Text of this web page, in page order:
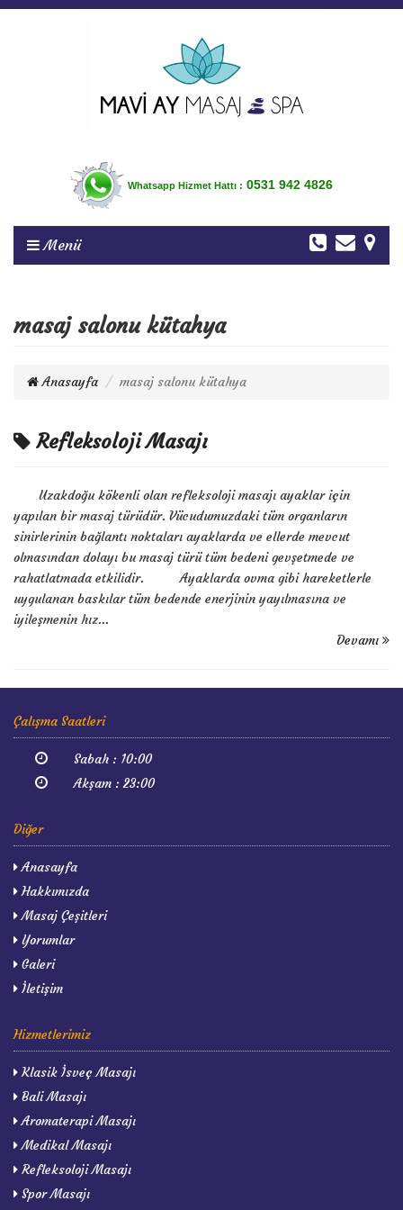
Whatsapp Hizmet Hattı : 0531 942 4826
Menü
masaj salonu kütahya
Anasayfa masaj salonu kütahya
Refleksoloji Masajı
Uzakdoğu kökenli olan refleksoloji masajı ayaklar için
yapılan bir masaj türüdür. Vücudumuzdaki tüm organların
sinirlerinin bağlantı noktaları ayaklarda ve ellerde mevcut
olmasından dolayı bu masaj türü tüm bedeni gevşetmede ve
rahatlatmada etkilidir. Ayaklarda ovma gibi hareketlerle
uygulanan baskılar tüm bedende enerjinin yayılmasına ve
iyileşmenin hız...
Devamı
Çalışma Saatleri
Sabah : 10:00
Akşam : 23:00
Diğer
Anasayfa
Hakkımızda
Masaj Çeşitleri
Yorumlar
Galeri
İletişim
Hizmetlerimiz
Klasik İsveç Masajı
Bali Masajı
Aromaterapi Masajı
Medikal Masajı
Refleksoloji Masajı
Spor Masajı